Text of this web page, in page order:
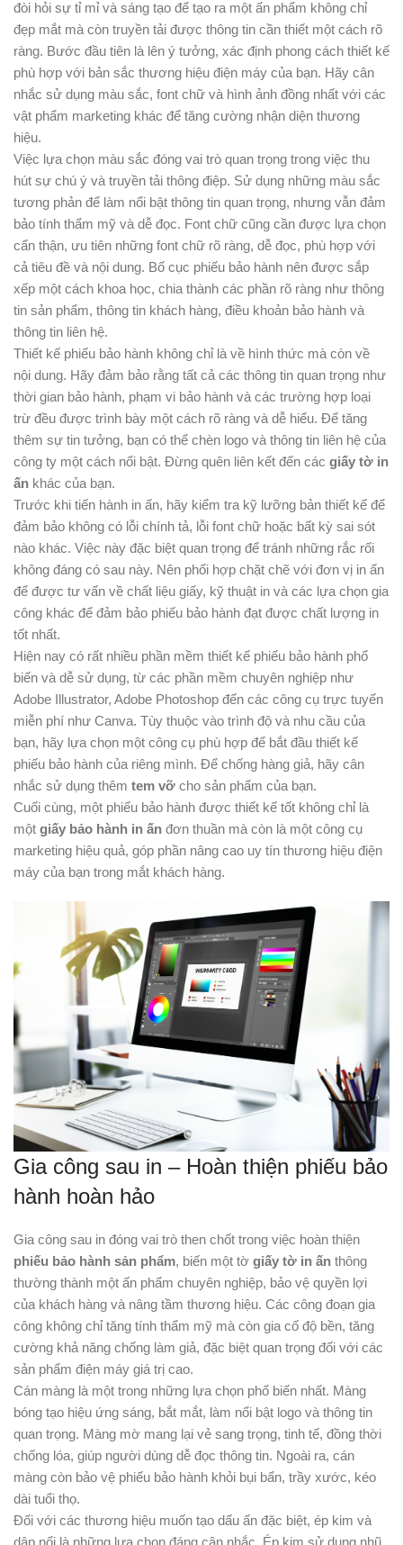
đòi hỏi sự tỉ mỉ và sáng tạo để tạo ra một ấn phẩm không chỉ
đẹp mắt mà còn truyền tải được thông tin cần thiết một cách rõ
ràng. Bước đầu tiên là lên ý tưởng, xác định phong cách thiết kế
phù hợp với bản sắc thương hiệu điện máy của bạn. Hãy cân
nhắc sử dụng màu sắc, font chữ và hình ảnh đồng nhất với các
vật phẩm marketing khác để tăng cường nhận diện thương
hiệu.
Việc lựa chọn màu sắc đóng vai trò quan trọng trong việc thu
hút sự chú ý và truyền tải thông điệp. Sử dụng những màu sắc
tương phản để làm nổi bật thông tin quan trọng, nhưng vẫn đảm
bảo tính thẩm mỹ và dễ đọc. Font chữ cũng cần được lựa chọn
cẩn thận, ưu tiên những font chữ rõ ràng, dễ đọc, phù hợp với
cả tiêu đề và nội dung. Bố cục phiếu bảo hành nên được sắp
xếp một cách khoa học, chia thành các phần rõ ràng như thông
tin sản phẩm, thông tin khách hàng, điều khoản bảo hành và
thông tin liên hệ.
Thiết kế phiếu bảo hành không chỉ là về hình thức mà còn về
nội dung. Hãy đảm bảo rằng tất cả các thông tin quan trọng như
thời gian bảo hành, phạm vi bảo hành và các trường hợp loại
trừ đều được trình bày một cách rõ ràng và dễ hiểu. Để tăng
thêm sự tin tưởng, bạn có thể chèn logo và thông tin liên hệ của
công ty một cách nổi bật. Đừng quên liên kết đến các giấy tờ in
ấn khác của bạn.
Trước khi tiến hành in ấn, hãy kiểm tra kỹ lưỡng bản thiết kế để
đảm bảo không có lỗi chính tả, lỗi font chữ hoặc bất kỳ sai sót
nào khác. Việc này đặc biệt quan trọng để tránh những rắc rối
không đáng có sau này. Nên phối hợp chặt chẽ với đơn vị in ấn
để được tư vấn về chất liệu giấy, kỹ thuật in và các lựa chọn gia
công khác để đảm bảo phiếu bảo hành đạt được chất lượng in
tốt nhất.
Hiện nay có rất nhiều phần mềm thiết kế phiếu bảo hành phổ
biến và dễ sử dụng, từ các phần mềm chuyên nghiệp như
Adobe Illustrator, Adobe Photoshop đến các công cụ trực tuyến
miễn phí như Canva. Tùy thuộc vào trình độ và nhu cầu của
bạn, hãy lựa chọn một công cụ phù hợp để bắt đầu thiết kế
phiếu bảo hành của riêng mình. Để chống hàng giả, hãy cân
nhắc sử dụng thêm tem vỡ cho sản phẩm của bạn.
Cuối cùng, một phiếu bảo hành được thiết kế tốt không chỉ là
một giấy bảo hành in ấn đơn thuần mà còn là một công cụ
marketing hiệu quả, góp phần nâng cao uy tín thương hiệu điện
máy của bạn trong mắt khách hàng.
Gia công sau in – Hoàn thiện phiếu bảo
hành hoàn hảo
Gia công sau in đóng vai trò then chốt trong việc hoàn thiện
phiếu bảo hành sản phẩm, biến một tờ giấy tờ in ấn thông
thường thành một ấn phẩm chuyên nghiệp, bảo vệ quyền lợi
của khách hàng và nâng tầm thương hiệu. Các công đoạn gia
công không chỉ tăng tính thẩm mỹ mà còn gia cố độ bền, tăng
cường khả năng chống làm giả, đặc biệt quan trọng đối với các
sản phẩm điện máy giá trị cao.
Cán màng là một trong những lựa chọn phổ biến nhất. Màng
bóng tạo hiệu ứng sáng, bắt mắt, làm nổi bật logo và thông tin
quan trọng. Màng mờ mang lại vẻ sang trọng, tinh tế, đồng thời
chống lóa, giúp người dùng dễ đọc thông tin. Ngoài ra, cán
màng còn bảo vệ phiếu bảo hành khỏi bụi bẩn, trầy xước, kéo
dài tuổi thọ.
Đối với các thương hiệu muốn tạo dấu ấn đặc biệt, ép kim và